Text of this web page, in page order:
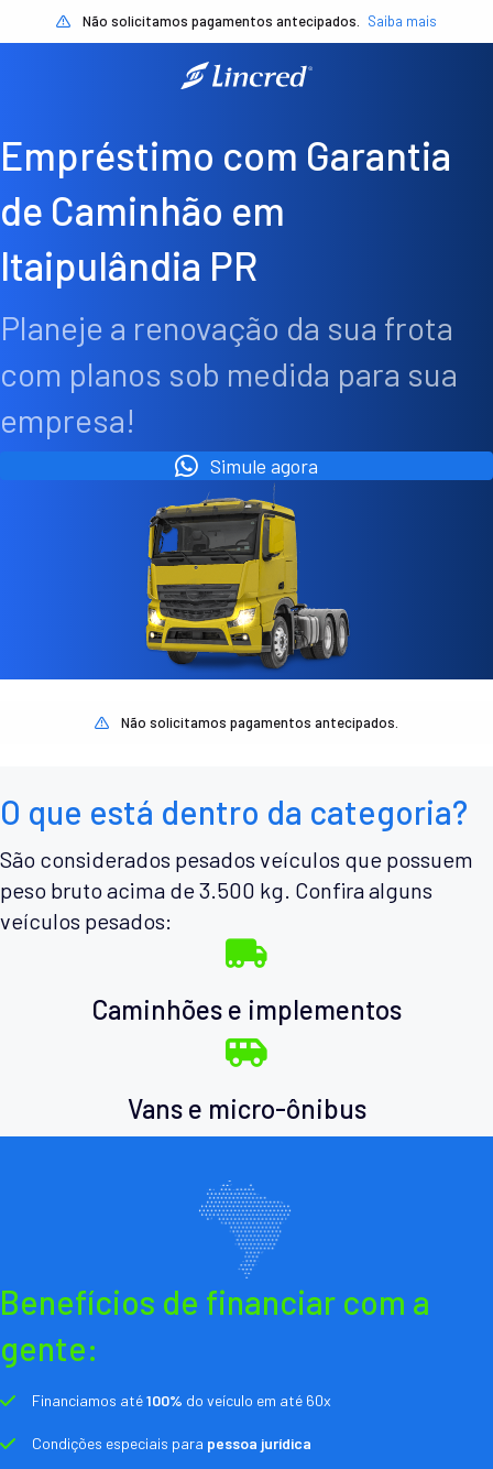
Não solicitamos pagamentos antecipados. Saiba mais
Empréstimo com Garantia
de Caminhão em
Itaipulândia PR
Planeje a renovação da sua frota
com planos sob medida para sua
empresa!
Simule agora
Não solicitamos pagamentos antecipados.
O que está dentro da categoria?
São considerados pesados veículos que possuem
peso bruto acima de 3.500 kg. Confira alguns
veículos pesados:
Caminhões e implementos
Vans e micro-ônibus
Benefícios de financiar com a
gente:
Financiamos até100% do veículo em até 60x
Condições especiais para pessoa jurídica